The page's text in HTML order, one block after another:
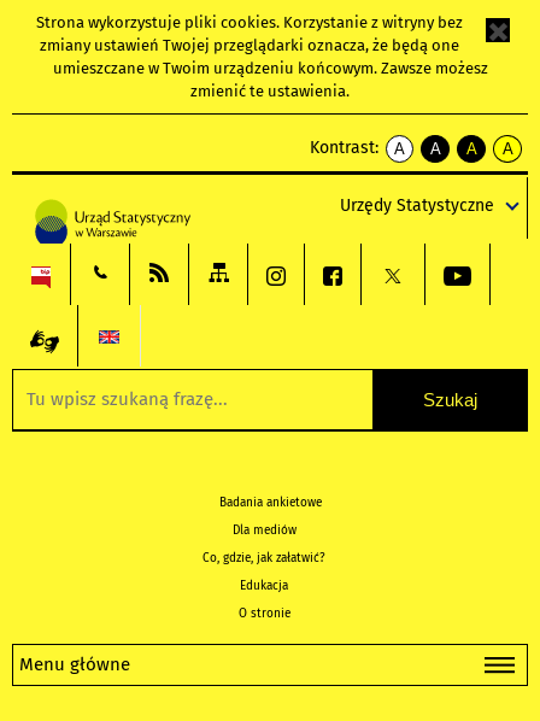
Strona wykorzystuje pliki cookies. Korzystanie z witryny bez
zmiany ustawień Twojej przeglądarki oznacza, że będą one
umieszczane w Twoim urządzeniu końcowym. Zawsze możesz
zmienić te ustawienia.
Kontrast:
A
kontrast
A
kontrast
tekst
czarnym
A
kontrast
tekst
czarnym
A
tekst
żółtym
Urzędy Statystyczne
Badania ankietowe
Dla mediów
Co, gdzie, jak załatwić?
Edukacja
O stronie
Menu główne